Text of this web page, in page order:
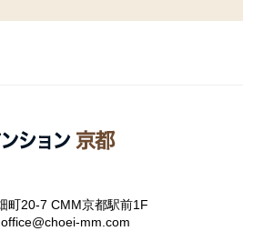
町20-7 CMM京都駅前1F
mm.com